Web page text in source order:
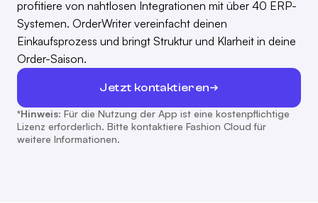
profitiere von nahtlosen Integrationen mit über 40 ERP-
Systemen. OrderWriter vereinfacht deinen
Einkaufsprozess und bringt Struktur und Klarheit in deine
Order-Saison.
Jetzt kontaktieren
*Hinweis: Für die Nutzung der App ist eine kostenpflichtige
Lizenz erforderlich. Bitte kontaktiere Fashion Cloud für
weitere Informationen.